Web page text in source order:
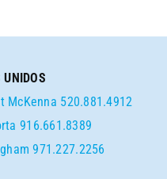
UNIDOS
McKenna 520.881.4912
916.661.8389
971.227.2256